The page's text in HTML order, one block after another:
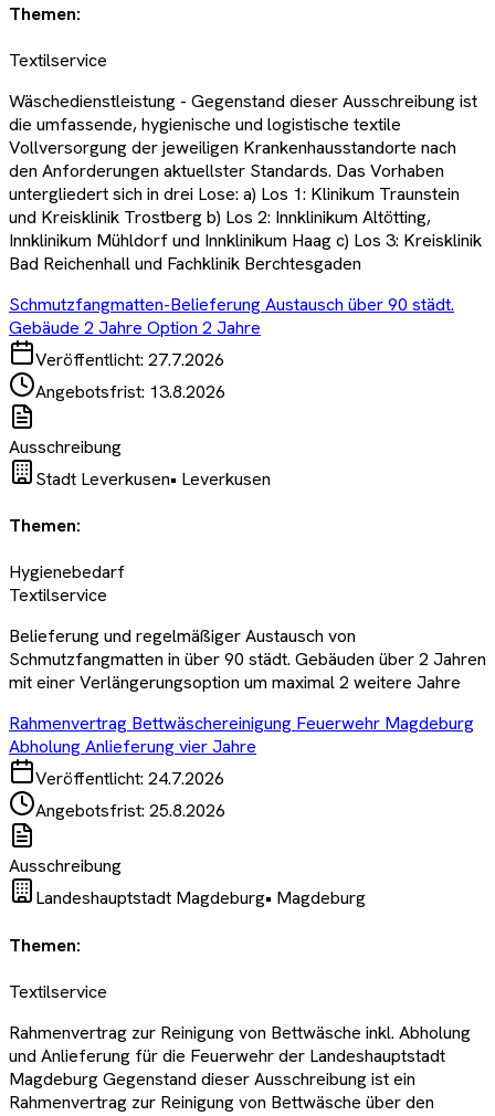
Themen:
Textilservice
Wäschedienstleistung - Gegenstand dieser Ausschreibung ist
die umfassende, hygienische und logistische textile
Vollversorgung der jeweiligen Krankenhausstandorte nach
den Anforderungen aktuellster Standards. Das Vorhaben
untergliedert sich in drei Lose: a) Los 1: Klinikum Traunstein
und Kreisklinik Trostberg b) Los 2: Innklinikum Altötting,
Innklinikum Mühldorf und Innklinikum Haag c) Los 3: Kreisklinik
Bad Reichenhall und Fachklinik Berchtesgaden
Schmutzfangmatten-Belieferung Austausch über 90 städt.
Gebäude 2 Jahre Option 2 Jahre
Veröffentlicht: 27.7.2026
Angebotsfrist: 13.8.2026
Ausschreibung
Stadt Leverkusen• Leverkusen
Themen:
Hygienebedarf
Textilservice
Belieferung und regelmäßiger Austausch von
Schmutzfangmatten in über 90 städt. Gebäuden über 2 Jahren
mit einer Verlängerungsoption um maximal 2 weitere Jahre
Rahmenvertrag Bettwäschereinigung Feuerwehr Magdeburg
Abholung Anlieferung vier Jahre
Veröffentlicht: 24.7.2026
Angebotsfrist: 25.8.2026
Ausschreibung
Landeshauptstadt Magdeburg• Magdeburg
Themen:
Textilservice
Rahmenvertrag zur Reinigung von Bettwäsche inkl. Abholung
und Anlieferung für die Feuerwehr der Landeshauptstadt
Magdeburg Gegenstand dieser Ausschreibung ist ein
Rahmenvertrag zur Reinigung von Bettwäsche über den